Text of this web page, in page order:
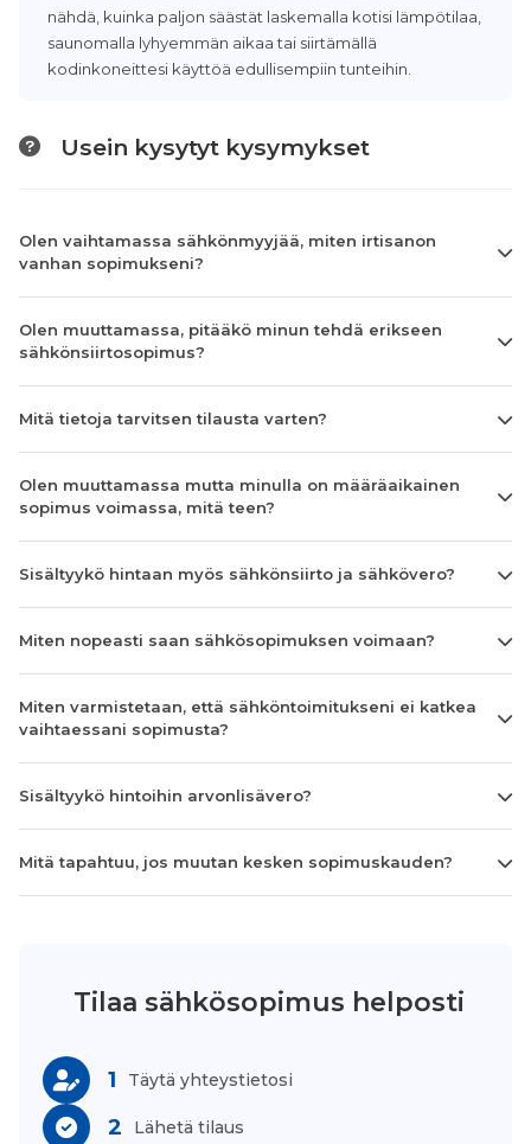
nähdä, kuinka paljon säästät laskemalla kotisi lämpötilaa,
saunomalla lyhyemmän aikaa tai siirtämällä
kodinkoneittesi käyttöä edullisempiin tunteihin.
Usein kysytyt kysymykset
Olen vaihtamassa sähkönmyyjää, miten irtisanon
vanhan sopimukseni?
Olen muuttamassa, pitääkö minun tehdä erikseen
sähkönsiirtosopimus?
Mitä tietoja tarvitsen tilausta varten?
Olen muuttamassa mutta minulla on määräaikainen
sopimus voimassa, mitä teen?
Sisältyykö hintaan myös sähkönsiirto ja sähkövero?
Miten nopeasti saan sähkösopimuksen voimaan?
Miten varmistetaan, että sähköntoimitukseni ei katkea
vaihtaessani sopimusta?
Sisältyykö hintoihin arvonlisävero?
Mitä tapahtuu, jos muutan kesken sopimuskauden?
Tilaa sähkösopimus helposti
1 Täytä yhteystietosi
2 Lähetä tilaus